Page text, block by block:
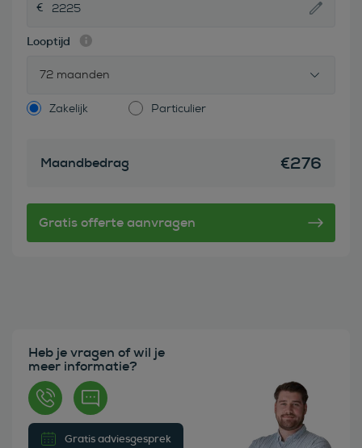
Looptijd
72 maanden
Zakelijk Particulier
Maandbedrag €276
Heb je vragen of wil je
meer informatie?
Gratis adviesgesprek